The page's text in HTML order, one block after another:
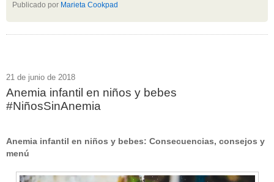
Sin categoría(438)
vitaminas(10)
RSS - Entradas
ADMINISTRAR
Publicado por Marieta Cookpad
21 de junio de 2018
Anemia infantil en niños y bebes
#NiñosSinAnemia
Anemia infantil en niños y bebes: Consecuencias, consejos y
menú